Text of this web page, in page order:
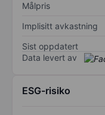
Målpris
Implisitt avkastning
Sist oppdatert
Data levert av
ESG-risiko